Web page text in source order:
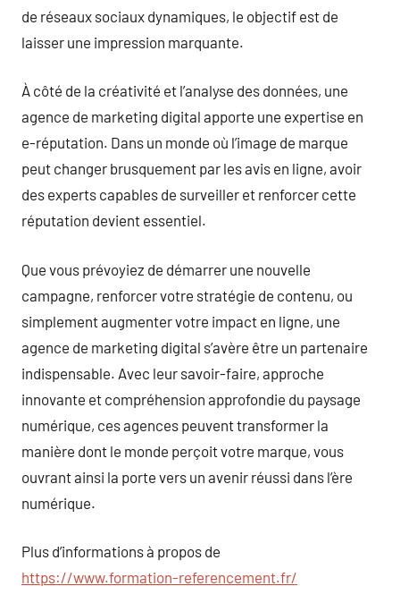
de réseaux sociaux dynamiques, le objectif est de
laisser une impression marquante.
À côté de la créativité et l’analyse des données, une
agence de marketing digital apporte une expertise en
e-réputation. Dans un monde où l’image de marque
peut changer brusquement par les avis en ligne, avoir
des experts capables de surveiller et renforcer cette
réputation devient essentiel.
Que vous prévoyiez de démarrer une nouvelle
campagne, renforcer votre stratégie de contenu, ou
simplement augmenter votre impact en ligne, une
agence de marketing digital s’avère être un partenaire
indispensable. Avec leur savoir-faire, approche
innovante et compréhension approfondie du paysage
numérique, ces agences peuvent transformer la
manière dont le monde perçoit votre marque, vous
ouvrant ainsi la porte vers un avenir réussi dans l’ère
numérique.
Plus d’informations à propos de
https://www.formation-referencement.fr/